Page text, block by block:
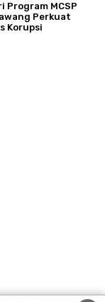
Program MCSP
Perkuat
Korupsi